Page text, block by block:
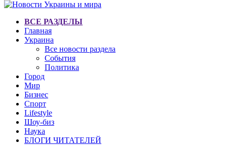
ВСЕ РАЗДЕЛЫ
Главная
Украина
Все новости раздела
События
Политика
Город
Мир
Бизнес
Спорт
Lifestyle
Шоу-биз
Наука
БЛОГИ ЧИТАТЕЛЕЙ